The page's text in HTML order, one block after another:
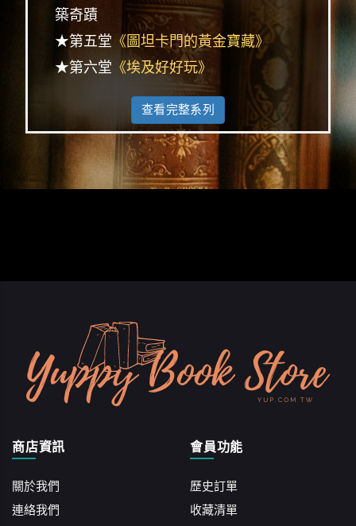
築奇蹟
★第五堂 《圖坦卡門的黃金寶藏》
★第六堂 《埃及好好玩》
查看完整系列
商店資訊
關於我們
連絡我們
會員功能
歷史訂單
收藏清單